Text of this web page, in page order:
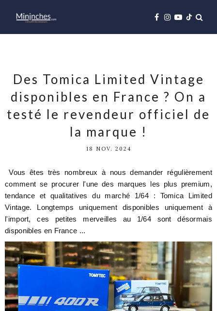
Des Tomica Limited Vintage
disponibles en France ? On a
testé le revendeur officiel de
la marque !
18 NOV. 2024
Vous êtes très nombreux à nous demander régulièrement
comment se procurer l'une des marques les plus premium,
tendance et qualitatives du marché 1/64 : Tomica Limited
Vintage. Longtemps uniquement disponibles uniquement à
l'import, ces petites merveilles au 1/64 sont désormais
disponibles en France ...